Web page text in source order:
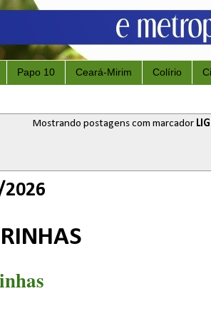
Papo 10 Ceará-Mirim Colírio
Mostrando postagens com marcador